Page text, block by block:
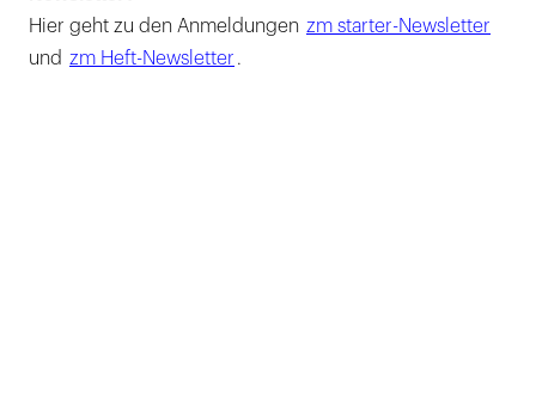
Hier geht zu den Anmeldungen zm starter-Newsletter
und zm Heft-Newsletter .